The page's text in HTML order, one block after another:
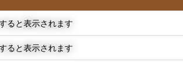
ると表示されます
ると表示されます